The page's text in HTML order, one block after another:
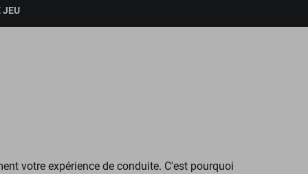
JEU
votre expérience de conduite. C'est pourquoi